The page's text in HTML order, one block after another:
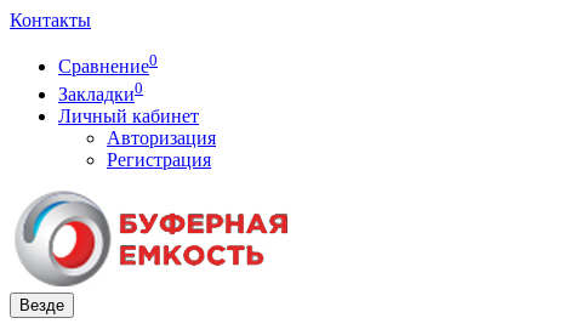
Контакты
Сравнение0
Закладки0
Личный кабинет
Авторизация
Регистрация
Везде